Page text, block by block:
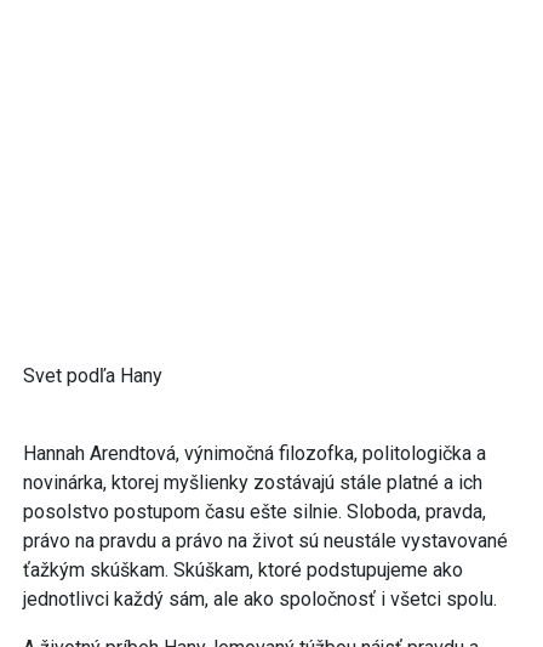
Svet podľa Hany
Hannah Arendtová, výnimočná filozofka, politologička a
novinárka, ktorej myšlienky zostávajú stále platné a ich
posolstvo postupom času ešte silnie. Sloboda, pravda,
právo na pravdu a právo na život sú neustále vystavované
ťažkým skúškam. Skúškam, ktoré podstupujeme ako
jednotlivci každý sám, ale ako spoločnosť i všetci spolu.